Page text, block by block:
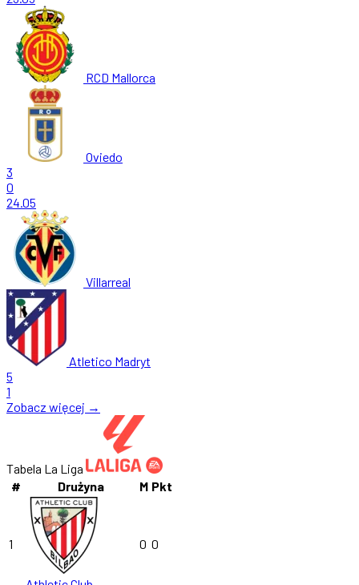
RCD Mallorca
Oviedo
3
0
24.05
Villarreal
Atletico Madryt
5
1
Zobacz więcej →
Tabela La Liga
#
Drużyna M Pkt
1 0 0